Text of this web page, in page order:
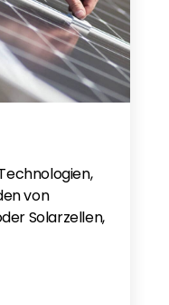
von
Solarzellen,